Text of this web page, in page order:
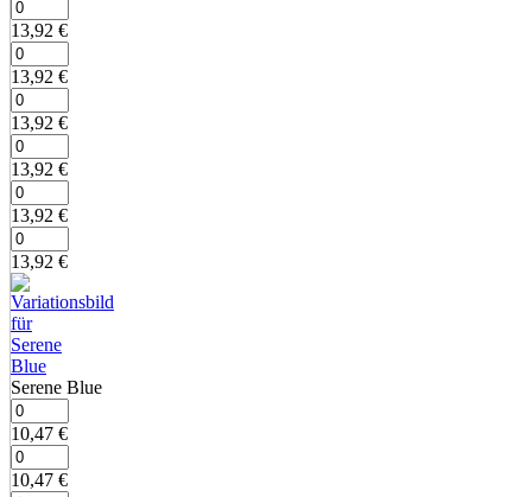
13,92 €
13,92 €
13,92 €
13,92 €
13,92 €
13,92 €
Serene Blue
10,47 €
10,47 €